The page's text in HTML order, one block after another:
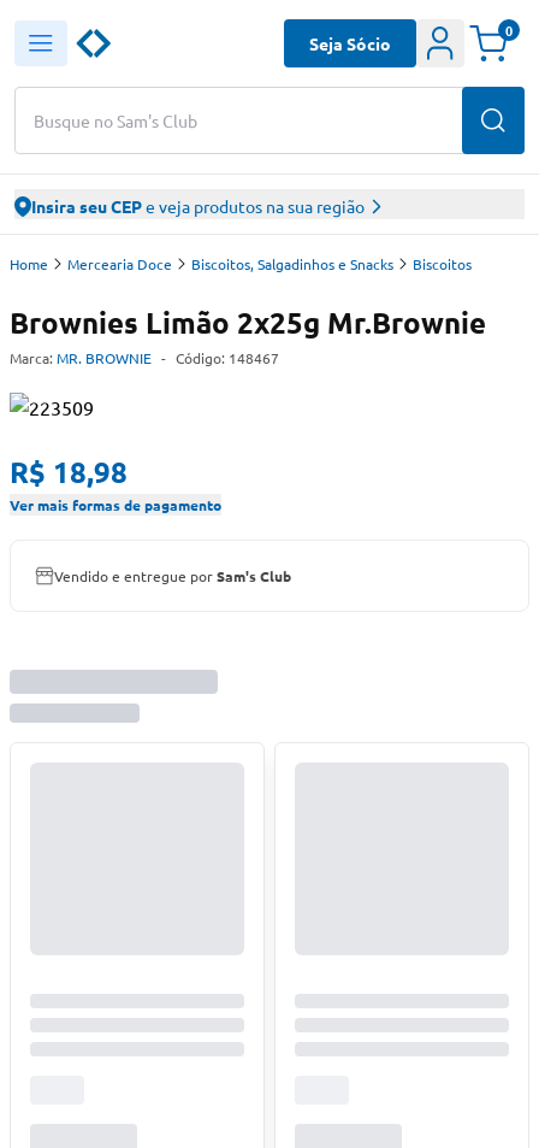
Busque no Sam's Club
Seja Sócio
0
Insira seu CEPe veja produtos na sua região
Home Mercearia Doce Biscoitos, Salgadinhos e Snacks Biscoitos
Brownies Limão 2x25g Mr.Brownie
Marca: MR. BROWNIE - Código: 148467
R$ 18,98
Ver mais formas de pagamento
Vendido e entregue porSam's Club